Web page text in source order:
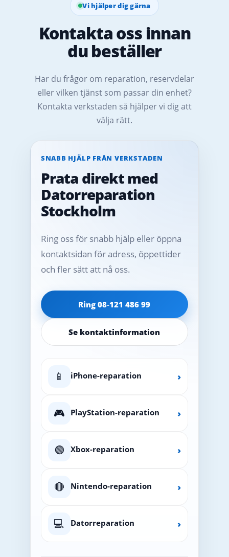
Vi hjälper dig gärna
Kontakta oss innan
du beställer
Har du frågor om reparation, reservdelar
eller vilken tjänst som passar din enhet?
Kontakta verkstaden så hjälper vi dig att
välja rätt.
SNABB HJÄLP FRÅN VERKSTADEN
Prata direkt med
Datorreparation
Stockholm
Ring oss för snabb hjälp eller öppna
kontaktsidan för adress, öppettider
och fler sätt att nå oss.
Ring 08‑121 486 99
Se kontaktinformation
📱 iPhone-reparation ›
🎮 PlayStation-reparation ›
🟢 Xbox-reparation ›
🔴 Nintendo-reparation ›
💻 Datorreparation ›